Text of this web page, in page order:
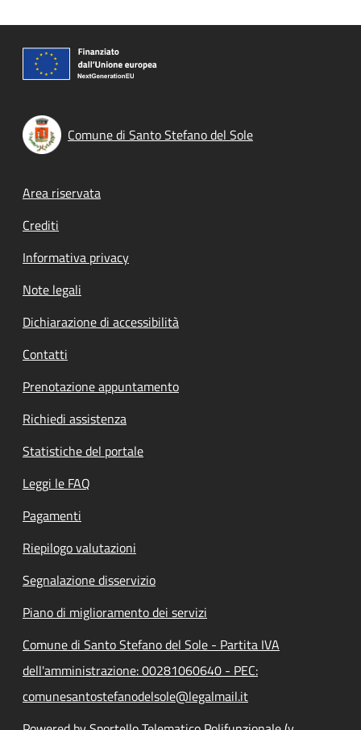
Comune di Santo Stefano del Sole
Footer menu
Area riservata
Crediti
Informativa privacy
Note legali
Dichiarazione di accessibilità
Contatti
Prenotazione appuntamento
Richiedi assistenza
Statistiche del portale
Leggi le FAQ
Pagamenti
Riepilogo valutazioni
Segnalazione disservizio
Piano di miglioramento dei servizi
Comune di Santo Stefano del Sole - Partita IVA
dell'amministrazione: 00281060640 - PEC:
comunesantostefanodelsole@legalmail.it